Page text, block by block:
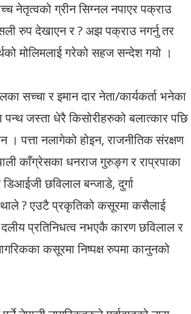
नेतृत्वको ग्रीन सिग्नल नपाएर पक्राउ
रुप देखाएन र ? अझ पक्राउ नगर्नु तर
मोलिमलाई गरेको सहज सन्देश गयो ।
सच्चा र इमान दार नेता/कार्यकर्ता भनेका
पन्थ जस्ता धेरै किसोरीहरुको बलात्कार पछि
। पत्ता नलागेको होइन, राजनीतिक संरक्षण
काँग्रेसका धनराज गुरुङ्ग र राप्रपाका
डिआईजी छविलाल बन्जाडे, दुर्गा
? एउटै प्रकृतिको कसूरमा कसैलाई
प्रतिनिधत्व नभएकै कारण छविलाल र
कसूरमा निष्पक्ष रुपमा कानुनको